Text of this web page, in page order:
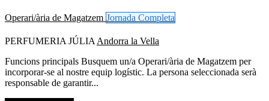
Operari/ària de Magatzem Jornada Completa
PERFUMERIA JÚLIA Andorra la Vella
Funcions principals Busquem un/a Operari/ària de Magatzem per
incorporar-se al nostre equip logístic. La persona seleccionada serà
responsable de garantir...